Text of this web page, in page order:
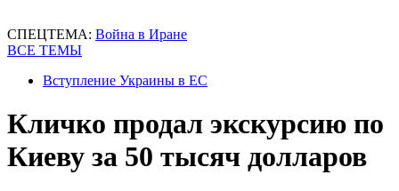
СПЕЦТЕМА: Война в Иране
ВСЕ ТЕМЫ
Вступление Украины в ЕС
Кличко продал экскурсию по
Киеву за 50 тысяч долларов